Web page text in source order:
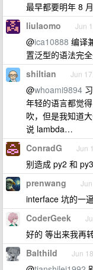
最早都要明年 8 月
liulaomo Jun
@ica10888 编译
置泛型的语法完全
shiltian Jun
@whoami9894
年轻的语言都觉
吹，但是我知道
说 lambda…
ConradG Jun
别造成 py2 和
prenwang
interface 坑的一
CoderGeek
好的 等出来我再
Balthild Jun